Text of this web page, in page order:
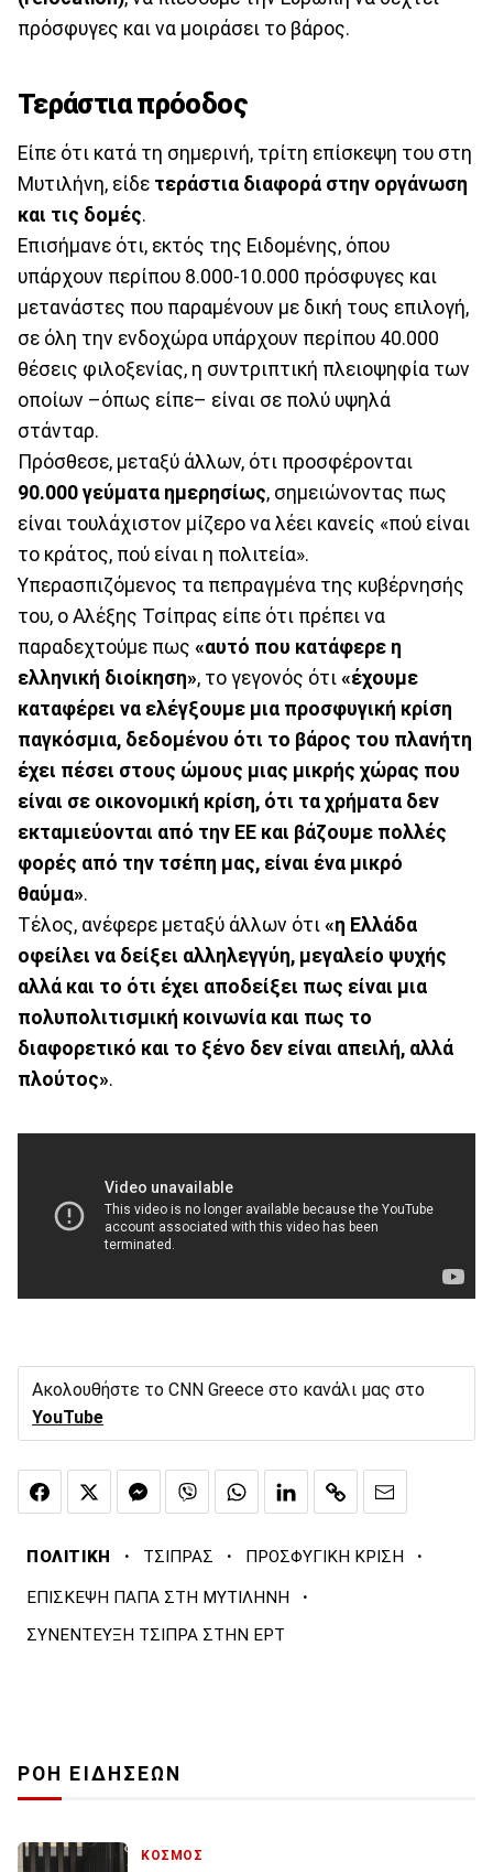
πρόσφυγες και να μοιράσει το βάρος.
Τεράστια πρόοδος
Είπε ότι κατά τη σημερινή, τρίτη επίσκεψη του στη
Μυτιλήνη, είδε τεράστια διαφορά στην οργάνωση
και τις δομές.
Επισήμανε ότι, εκτός της Ειδομένης, όπου
υπάρχουν περίπου 8.000-10.000 πρόσφυγες και
μετανάστες που παραμένουν με δική τους επιλογή,
σε όλη την ενδοχώρα υπάρχουν περίπου 40.000
θέσεις φιλοξενίας, η συντριπτική πλειοψηφία των
οποίων –όπως είπε– είναι σε πολύ υψηλά
στάνταρ.
Πρόσθεσε, μεταξύ άλλων, ότι προσφέρονται
90.000 γεύματα ημερησίως, σημειώνοντας πως
είναι τουλάχιστον μίζερο να λέει κανείς «πού είναι
το κράτος, πού είναι η πολιτεία».
Υπερασπιζόμενος τα πεπραγμένα της κυβέρνησής
του, ο Αλέξης Τσίπρας είπε ότι πρέπει να
παραδεχτούμε πως «αυτό που κατάφερε η
ελληνική διοίκηση», το γεγονός ότι «έχουμε
καταφέρει να ελέγξουμε μια προσφυγική κρίση
παγκόσμια, δεδομένου ότι το βάρος του πλανήτη
έχει πέσει στους ώμους μιας μικρής χώρας που
είναι σε οικονομική κρίση, ότι τα χρήματα δεν
εκταμιεύονται από την ΕΕ και βάζουμε πολλές
φορές από την τσέπη μας, είναι ένα μικρό
θαύμα».
Τέλος, ανέφερε μεταξύ άλλων ότι «η Ελλάδα
οφείλει να δείξει αλληλεγγύη, μεγαλείο ψυχής
αλλά και το ότι έχει αποδείξει πως είναι μια
πολυπολιτισμική κοινωνία και πως το
διαφορετικό και το ξένο δεν είναι απειλή, αλλά
πλούτος».
Ακολουθήστε το CNN Greece στο κανάλι μας στο
YouTube
ΠΟΛΙΤΙΚΗ · ΤΣΙΠΡΑΣ · ΠΡΟΣΦΥΓΙΚΗ ΚΡΙΣΗ ·
ΕΠΙΣΚΕΨΗ ΠΑΠΑ ΣΤΗ ΜΥΤΙΛΗΝΗ ·
ΣΥΝΕΝΤΕΥΞΗ ΤΣΙΠΡΑ ΣΤΗΝ ΕΡΤ
ΡΟΗ ΕΙΔΗΣΕΩΝ
ΚΟΣΜΟΣ